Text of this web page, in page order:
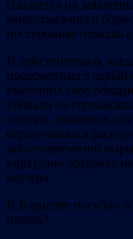
ссылается на
многотысячного
посторонняя помощь
И действительно,
предсмертного
выполнил свое
убивали не
соседей, знакомых,
ограничивался
заблаговременно
виртуозно орудовал
маузера.
В Борисове погибло
палача?